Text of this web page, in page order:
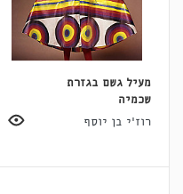
מעיל גשם בגזרת
שכמיה
רוז'י בן יוסף